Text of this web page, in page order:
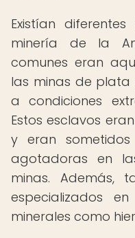
Existían
minería de la
comunes eran
las minas de plata
a condiciones
Estos esclavos
y eran
agotadoras en
minas. Además,
especializados
minerales como